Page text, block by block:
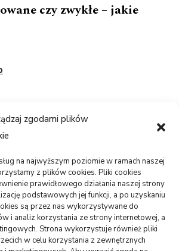
zgodami plików
na najwyższym poziomie w ramach naszej
z plików cookies. Pliki cookies
prawidłowego działania naszej strony
podstawowych jej funkcji, a po uzyskaniu
są przez nas wykorzystywane do
i analiz korzystania ze strony internetowej, a
Strona wykorzystuje również pliki
w celu korzystania z zewnętrznych
czy zwykłe – jakie
system, płyta?
05/08/2026
USŁUGI
osobistej, gdy social
nie wystarczają